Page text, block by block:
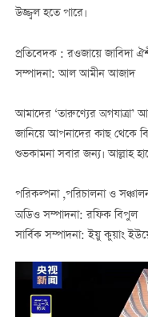
উজ্জ্বল হতে পারে।
প্রতিবেদক : রওজায়ে জাবিদা
সম্পাদনা: আল আমীন আজাদ
আমাদের ‘তারুণ্যের অগযাত্রা’
জানিয়ে আপনাদের কাছ থেকে
শুভকামনা সবার জন্য। আল্লাহ
পরিকল্পনা ,পরিচালনা ও
অডিও সম্পাদনা: রফিক বিপুল
সার্বিক সম্পাদনা: ইয়ু কুয়াং